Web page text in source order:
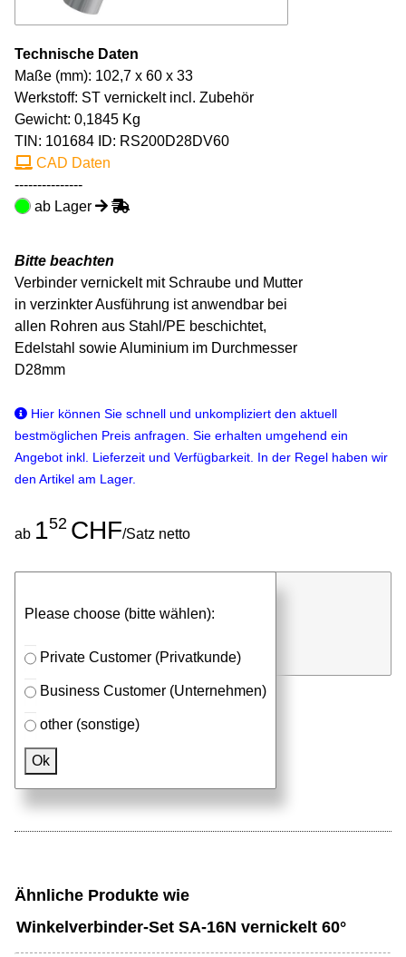
Technische Daten
Maße (mm): 102,7 x 60 x 33
Werkstoff: ST vernickelt incl. Zubehör
Gewicht: 0,1845 Kg
TIN: 101684 ID: RS200D28DV60
CAD Daten
---------------
ab Lager
Bitte beachten
Verbinder vernickelt mit Schraube und Mutter
in verzinkter Ausführung ist anwendbar bei
allen Rohren aus Stahl/PE beschichtet,
Edelstahl sowie Aluminium im Durchmesser
D28mm
Hier können Sie schnell und unkompliziert den aktuell
bestmöglichen Preis anfragen. Sie erhalten umgehend ein
Angebot inkl. Lieferzeit und Verfügbarkeit. In der Regel haben wir
den Artikel am Lager.
ab 152 CHF/Satz netto
Please choose (bitte wählen):
Private Customer (Privatkunde)
Business Customer (Unternehmen)
other (sonstige)
Ok
⮮
Satz in Anfrageliste
Passendes Zubehör
Aluprofile
Ähnliche Produkte wie
Winkelverbinder-Set SA-16N vernickelt 60°